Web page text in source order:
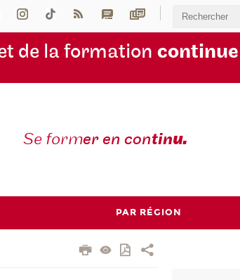
de la formation
Se former en continu.
PAR RÉGION